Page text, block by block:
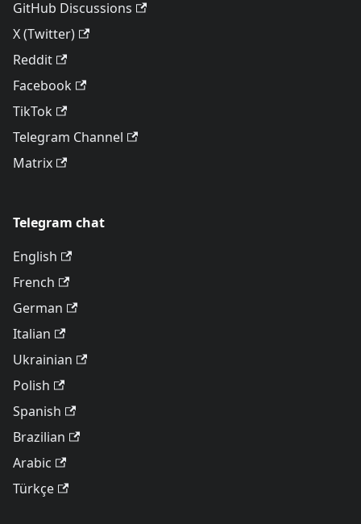
GitHub Discussions
X (Twitter)
Reddit
Facebook
TikTok
Telegram Channel
Matrix
Telegram chat
English
French
German
Italian
Ukrainian
Polish
Spanish
Brazilian
Arabic
Türkçe